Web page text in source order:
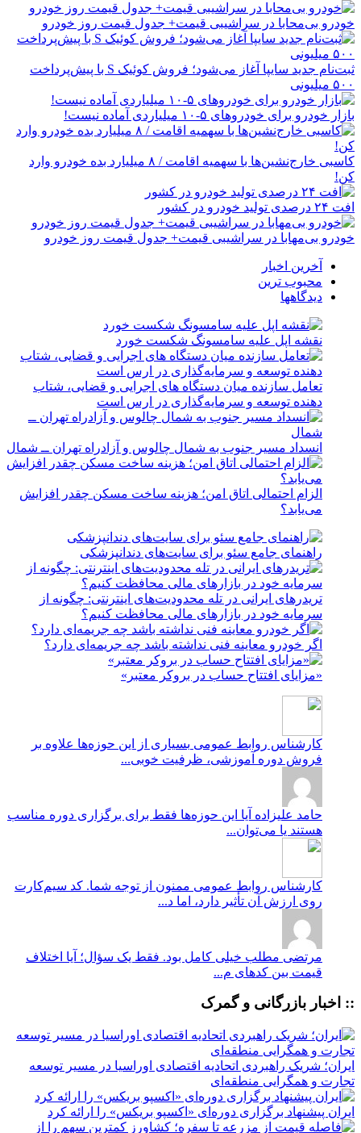
خودرو بی‌محابا در سراشیبی قیمت+ جدول قیمت روز خودرو
ثبت‌نام جدید سایپا آغاز می‌شود؛ فروش کوئیک S با پیش‌پرداخت
۵۰۰ میلیونی
بازار خودرو برای خودروهای ۵-۱۰ میلیاردی آماده نیست!
کاسبی خارج‌نشین‌ها با سهمیه اقامت / ۸ میلیارد بده خودرو وارد
کن!
افت ۲۴ درصدی تولید خودرو در کشور
خودرو بی‌مهابا در سراشیبی قیمت+ جدول قیمت روز خودرو
آخرین اخبار
محبوب ترین
دیدگاهها
نقشه اپل علیه سامسونگ شکست خورد
تعامل سازنده میان دستگاه‌ های اجرایی و قضایی، شتاب‌
دهنده توسعه و سرمایه‌گذاری در ارس است
انسداد مسیر جنوب به شمال چالوس و آزادراه تهران ــ شمال
الزام احتمالی اتاق امن؛ هزینه ساخت مسکن چقدر افزایش
می‌یابد؟
راهنمای جامع سئو برای سایت‌های دندانپزشکی
تریدرهای ایرانی در تله محدودیت‌های اینترنتی: چگونه از
سرمایه خود در بازارهای مالی محافظت کنیم؟
اگر خودرو معاینه فنی نداشته باشد چه جریمه‌ای دارد؟
«مزایای افتتاح حساب در بروکر معتبر»
کارشناس روابط عمومی بسیاری از این حوزه‌ها علاوه بر
فروش دوره آموزشی، ظرفیت خوبی...
حامد علیزاده آیا این حوزه‌ها فقط برای برگزاری دوره مناسب
هستند یا می‌توان...
کارشناس روابط عمومی ممنون از توجه شما. کد سیم‌کارت
روی ارزش آن تأثیر دارد، اما د...
مرتضی مطلب خیلی کامل بود. فقط یک سؤال؛ آیا اختلاف
قیمت بین کدهای م...
:: اخبار بازرگانی و گمرک
ایران؛ شریک راهبردی اتحادیه اقتصادی اوراسیا در مسیر توسعه
تجارت و همگرایی منطقه‌ای
ایران پیشنهاد برگزاری دوره‌ای «اکسپو بریکس» را ارائه کرد